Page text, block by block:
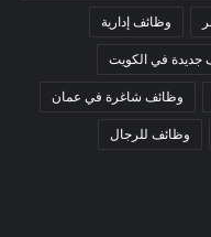
وظائف إدارية
جديدة في الكويت
وظائف شاغرة في عمان
وظائف للرجال